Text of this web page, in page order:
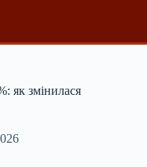
як змінилася